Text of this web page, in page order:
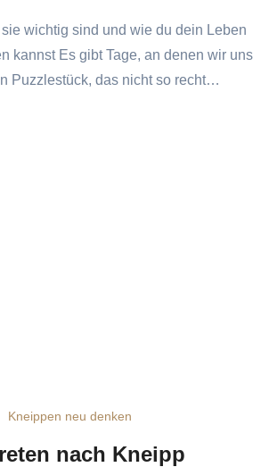
kannst Es gibt Tage, an denen wir uns
Puzzlestück, das nicht so recht…
Kneippen neu denken
nach Kneipp